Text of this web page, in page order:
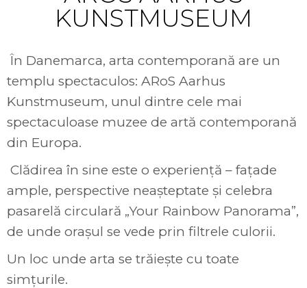
KUNSTMUSEUM
În Danemarca, arta contemporană are un
templu spectaculos: ARoS Aarhus
Kunstmuseum, unul dintre cele mai
spectaculoase muzee de artă contemporană
din Europa.
Clădirea în sine este o experiență – fațade
ample, perspective neașteptate și celebra
pasarelă circulară „Your Rainbow Panorama”,
de unde orașul se vede prin filtrele culorii.
Un loc unde arta se trăiește cu toate
simțurile.